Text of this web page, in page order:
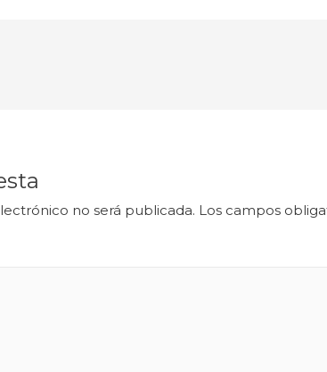
no será publicada. Los campos